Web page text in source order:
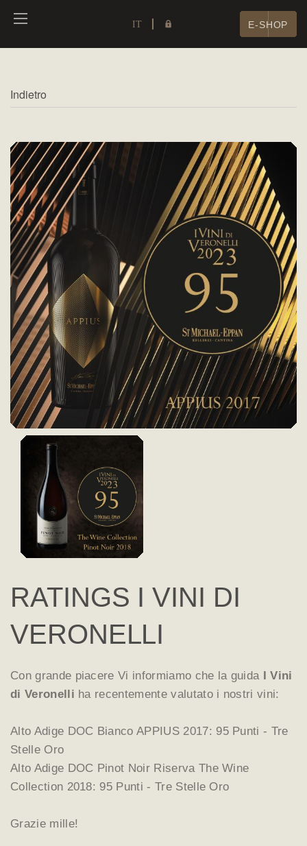
IT E-SHOP
Indietro
RATINGS I VINI DI
VERONELLI
Con grande piacere Vi informiamo che la guida
I Vini
di Veronelli ha recentemente valutato i nostri vini:
Alto Adige DOC Bianco APPIUS 2017: 95 Punti - Tre
Stelle Oro
Alto Adige DOC Pinot Noir Riserva The Wine
Collection 2018: 95 Punti - Tre Stelle Oro
Grazie mille!